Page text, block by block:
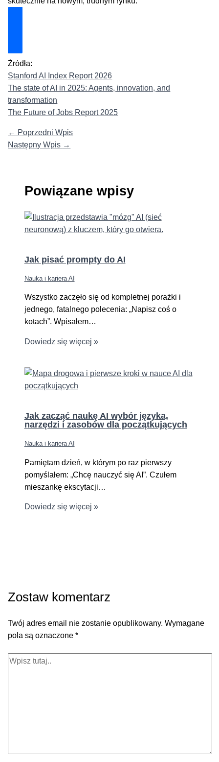
Źródła:
Stanford AI Index Report 2026
The state of AI in 2025: Agents, innovation, and
transformation
The Future of Jobs Report 2025
← Poprzedni Wpis
Następny Wpis →
Powiązane wpisy
Jak pisać prompty do AI
Nauka i kariera AI
Wszystko zaczęło się od kompletnej porażki i
jednego, fatalnego polecenia: „Napisz coś o
kotach”. Wpisałem…
Dowiedz się więcej »
Jak zacząć naukę AI wybór języka,
narzędzi i zasobów dla początkujących
Nauka i kariera AI
Pamiętam dzień, w którym po raz pierwszy
pomyślałem: „Chcę nauczyć się AI”. Czułem
mieszankę ekscytacji…
Dowiedz się więcej »
Zostaw komentarz
Twój adres email nie zostanie opublikowany. Wymagane
pola są oznaczone*
Wpisz